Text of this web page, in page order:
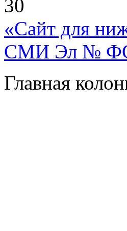
30
«Сайт для
СМИ Эл №
Главная